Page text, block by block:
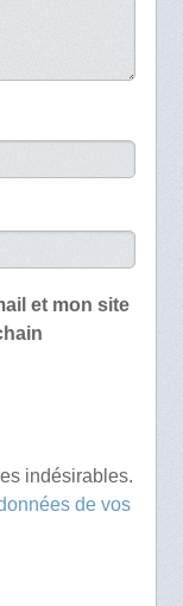
et mon site
indésirables.
de vos